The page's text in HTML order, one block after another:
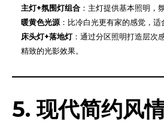
主灯+氛围灯组合 ：主灯提供基本照明，
暖黄色光源 ：比冷白光更有家的感觉，适
床头灯+落地灯：通过分区照明打造层次
精致的光影效果。
5. 现代简约风